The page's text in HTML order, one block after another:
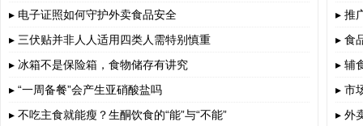
▸ 电子证照如何守护外卖食品安全
▸ 三伏贴并非人人适用四类人需特别慎重
▸ 冰箱不是保险箱，食物储存有讲究
▸ “一周备餐”会产生亚硝酸盐吗
▸ 不吃主食就能瘦？生酮饮食的“能”与“不能”
▸ 推
▸ 食
▸ 辅
▸ 市
▸ 外